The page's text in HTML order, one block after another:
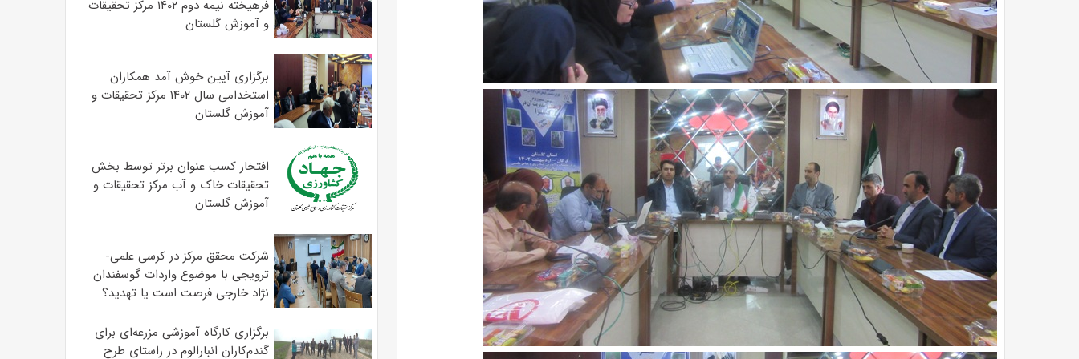
فرهیخته نیمه دوم ۱۴۰۲ مرکز تحقیقات
و آموزش گلستان
برگزاری آیین خوش آمد همکاران
استخدامی سال ۱۴۰۲ مرکز تحقیقات و
آموزش گلستان
افتخار کسب عنوان برتر توسط بخش
تحقیقات خاک و آب مرکز تحقیقات و
آموزش گلستان
شرکت محقق مرکز در کرسی علمی-
ترویجی با موضوع واردات گوسفندان
نژاد خارجی فرصت است یا تهدید؟
برگزاری کارگاه آموزشی مزرعه‌ای برای
گندم‌کاران انبارالوم در راستای طرح